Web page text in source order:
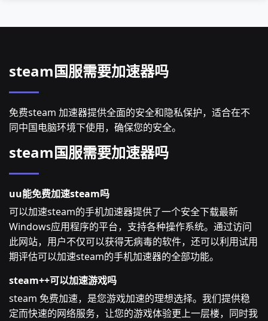
steam国服需要加速器吗
免费steam 加速器提供全面的安全和隐私保护，适合在不
同中国电脑环境下使用，确保您的安全。
steam国服需要加速器吗
uu能免费加速steam吗
可以加速steam的手机加速器提供了一个安全下载最新
Windows应用程序的平台，支持各种操作系统。通过访问
此网站，用户不仅可以获得无病毒的软件，还可以利用试用
期评估可以加速steam的手机加速器的全部功能。
steam++可以加速游戏吗
steam 免费加速，是您游戏加速的理想选择。我们提供稳
定而快速的网络服务，让您的游戏体验更上一层楼，同时我